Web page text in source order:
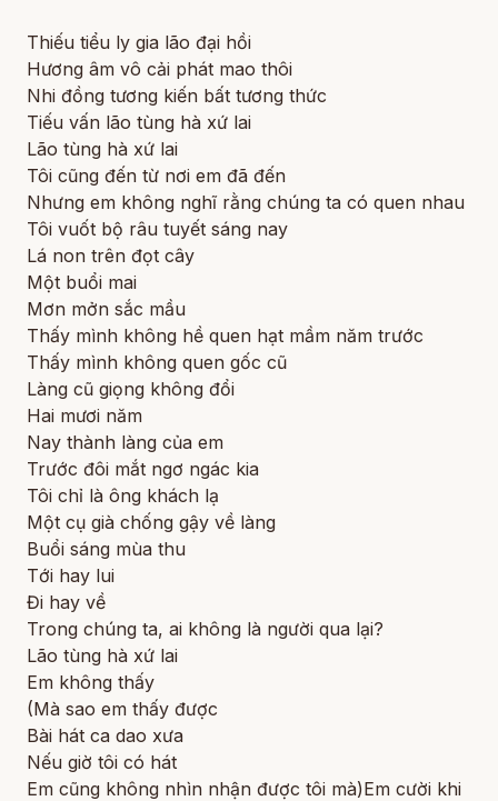
Thiếu tiểu ly gia lão đại hồi
Hương âm vô cải phát mao thôi
Nhi đồng tương kiến bất tương thức
Tiếu vấn lão tùng hà xứ lai
Lão tùng hà xứ lai
Tôi cũng đến từ nơi em đã đến
Nhưng em không nghĩ rằng chúng ta có quen nhau
Tôi vuốt bộ râu tuyết sáng nay
Lá non trên đọt cây
Một buổi mai
Mơn mởn sắc mầu
Thấy mình không hề quen hạt mầm năm trước
Thấy mình không quen gốc cũ
Làng cũ giọng không đổi
Hai mươi năm
Nay thành làng của em
Trước đôi mắt ngơ ngác kia
Tôi chỉ là ông khách lạ
Một cụ già chống gậy về làng
Buổi sáng mùa thu
Tới hay lui
Đi hay về
Trong chúng ta, ai không là người qua lại?
Lão tùng hà xứ lai
Em không thấy
(Mà sao em thấy được
Bài hát ca dao xưa
Nếu giờ tôi có hát
Em cũng không nhìn nhận được tôi mà)Em cười khi